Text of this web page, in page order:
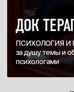
ФИЛЬМ
ДОЛГОЖДАННАЯ
Экспериментальный
детектив Юлии Киселевой